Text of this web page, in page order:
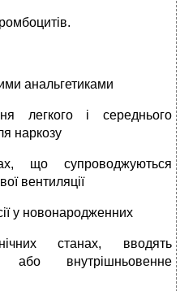
анальгетиками
легкого і середнього
наркозу
що супроводжуються
вентиляції
у новонародженних
станах, вводять
або внутрішньовенне